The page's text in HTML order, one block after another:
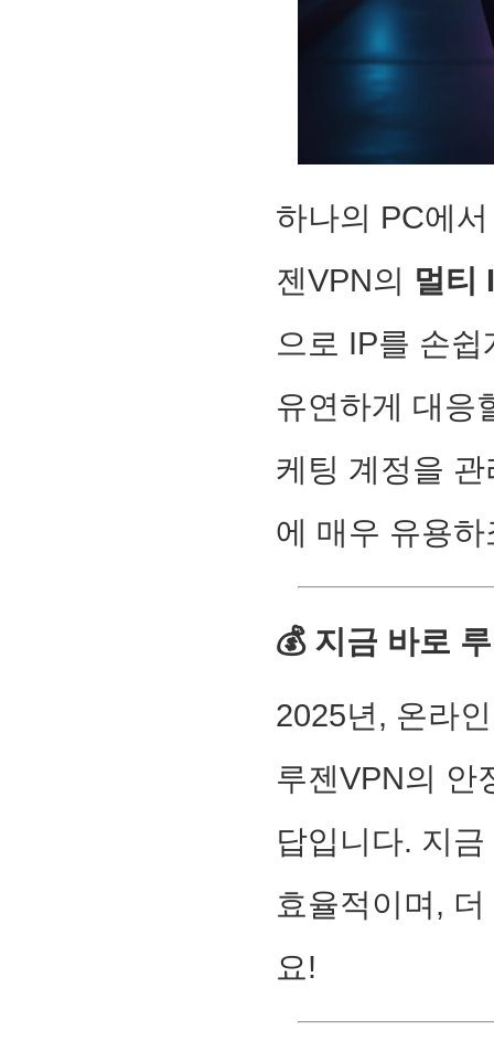
하나의 PC에
젠VPN의 멀티
으로 IP를 손
유연하게 대응
케팅 계정을
에 매우 유용하
💰 지금 바로
2025년, 온라
루젠VPN의 안
답입니다. 지
효율적이며,
요!